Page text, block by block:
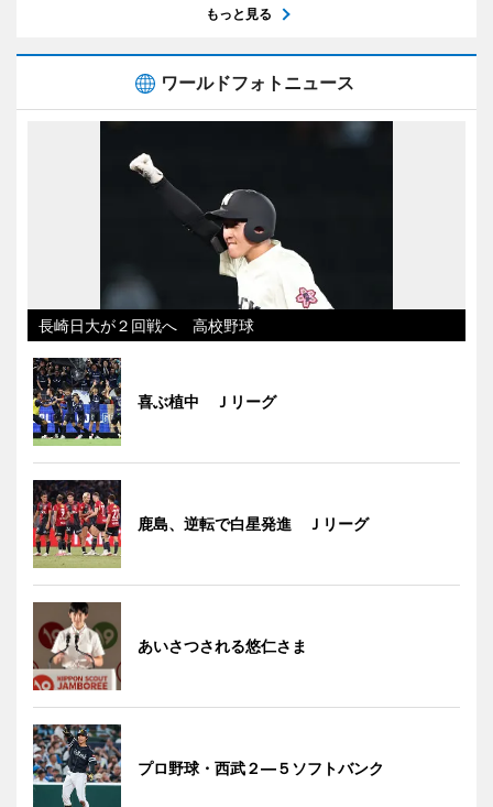
もっと見る
ワールドフォトニュース
長崎日大が２回戦へ 高校野球
喜ぶ植中 Ｊリーグ
鹿島、逆転で白星発進 Ｊリーグ
あいさつされる悠仁さま
プロ野球・西武２―５ソフトバンク